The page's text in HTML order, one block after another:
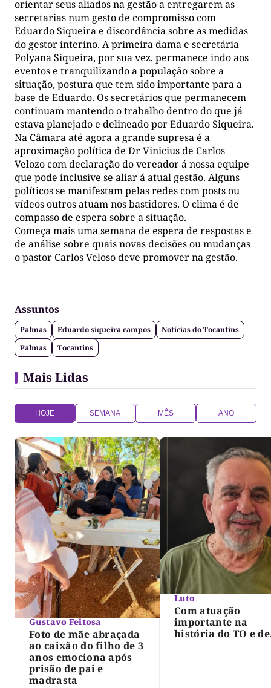
orientar seus aliados na gestão a entregarem as
secretarias num gesto de compromisso com
Eduardo Siqueira e discordância sobre as medidas
do gestor interino. A primeira dama e secretária
Polyana Siqueira, por sua vez, permanece indo aos
eventos e tranquilizando a população sobre a
situação, postura que tem sido importante para a
base de Eduardo. Os secretários que permanecem
continuam mantendo o trabalho dentro do que já
estava planejado e delineado por Eduardo Siqueira.
Na Câmara até agora a grande supresa é a
aproximação política de Dr Vinicius de Carlos
Velozo com declaração do vereador á nossa equipe
que pode inclusive se aliar á atual gestão. Alguns
políticos se manifestam pelas redes com posts ou
vídeos outros atuam nos bastidores. O clima é de
compasso de espera sobre a situação.
Começa mais uma semana de espera de respostas e
de análise sobre quais novas decisões ou mudanças
o pastor Carlos Veloso deve promover na gestão.
Assuntos
Palmas Eduardo siqueira campos
Notícias do Tocantins
Palmas
Tocantins
Mais Lidas
HOJE SEMANA MÊS ANO
Gustavo Feitosa
Foto de mãe abraçada
ao caixão do filho de 3
anos emociona após
prisão de pai e
madrasta
Luto
Com atuação
importante na
história do TO e de